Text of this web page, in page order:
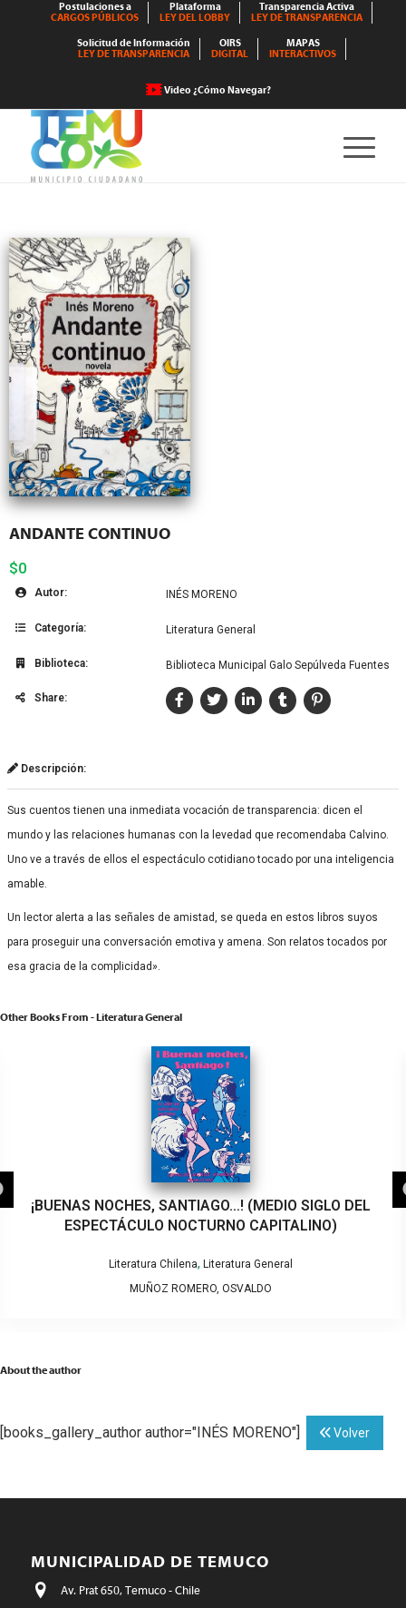
Postulaciones a
CARGOS PÚBLICOS
Plataforma
LEY DEL LOBBY
Transparencia Activa
LEY DE TRANSPARENCIA
Solicitud de Información
LEY DE TRANSPARENCIA
OIRS
DIGITAL
MAPAS
INTERACTIVOS
Video ¿Cómo Navegar?
ANDANTE CONTINUO
$0
Autor: INÉS MORENO
Categoría: Literatura General
Biblioteca: Biblioteca Municipal Galo Sepúlveda Fuentes
Share:
Descripción:
Sus cuentos tienen una inmediata vocación de transparencia: dicen el
mundo y las relaciones humanas con la levedad que recomendaba Calvino.
Uno ve a través de ellos el espectáculo cotidiano tocado por una inteligencia
amable.
Un lector alerta a las señales de amistad, se queda en estos libros suyos
para proseguir una conversación emotiva y amena. Son relatos tocados por
esa gracia de la complicidad».
Other Books From - Literatura General
¡BUENAS NOCHES, SANTIAGO…! (MEDIO SIGLO DEL
ESPECTÁCULO NOCTURNO CAPITALINO)
Literatura Chilena, Literatura General
MUÑOZ ROMERO, OSVALDO
About the author
[books_gallery_author author="INÉS MORENO"] Volver
MUNICIPALIDAD DE TEMUCO
Av. Prat 650, Temuco - Chile